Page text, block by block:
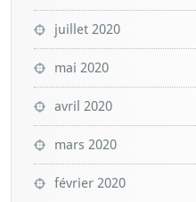
juillet 2020
mai 2020
avril 2020
mars 2020
février 2020